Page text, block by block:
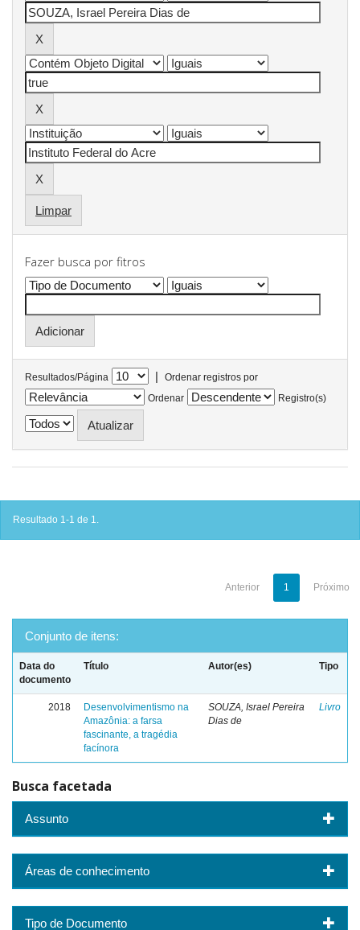
Limpar
Fazer busca por fitros
Resultados/Página |
Ordenar registros por
Ordenar
Registro(s)
Resultado 1-1 de 1.
Anterior 1 Próximo
Conjunto de itens:
Data do
documento
Título Autor(es) Tipo
2018
Desenvolvimentismo na
Amazônia: a farsa
fascinante, a tragédia
facínora
SOUZA, Israel Pereira
Dias de
Livro
Busca facetada
Assunto
Áreas de conhecimento
Tipo de Documento